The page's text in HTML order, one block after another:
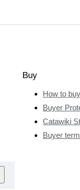
Buy
How to buy
Buyer
Catawiki
Buyer